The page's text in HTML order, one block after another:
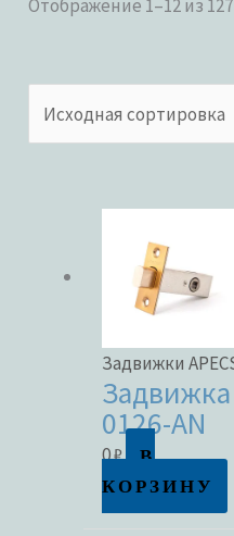
Категории товаров
В наличии
В продаже
Отображение 1–12 из 127
Задвижки
Задвижка
0126-AN
0₽
В
КОРЗИНУ